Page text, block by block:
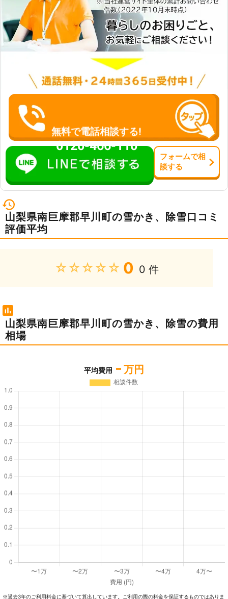
無料で電話相談する!
0120-466-110
フォームで相
談する
山梨県南巨摩郡早川町の雪かき、除雪口コミ
評価平均
★★★★★ 0 0 件
山梨県南巨摩郡早川町の雪かき、除雪の費用
相場
平均費用 - 万円
※過去3年のご利⽤料⾦に基づいて算出しています。ご利⽤の際の料⾦を保証するものではありま